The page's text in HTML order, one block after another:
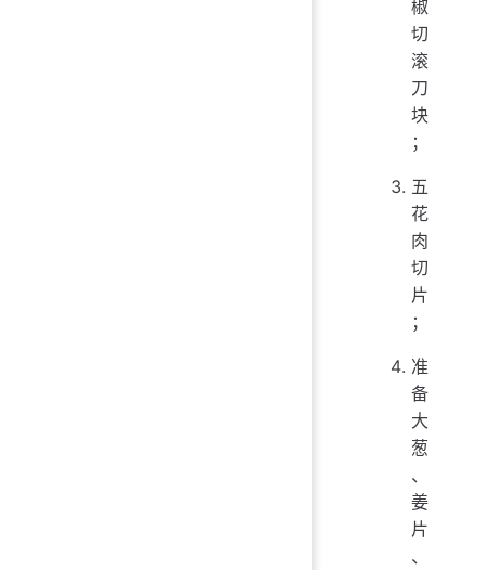
椒
切
滚
刀
块
；
五
花
肉
切
片
；
准
备
大
葱
、
姜
片
、